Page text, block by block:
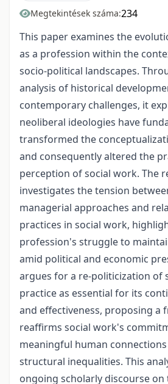
Megtekintések száma:234
This paper examines the
as a profession within the
socio-political landscapes.
analysis of historical
contemporary challenges, it
neoliberal ideologies have
transformed the
and consequently altered the
perception of social work. The
investigates the tension
managerial approaches and
practices in social work,
profession's struggle to
amid political and economic
argues for a re-politicization of
practice as essential for its
and effectiveness, proposing a
reaffirms social work's
meaningful human
structural inequalities. This
ongoing scholarly discourse